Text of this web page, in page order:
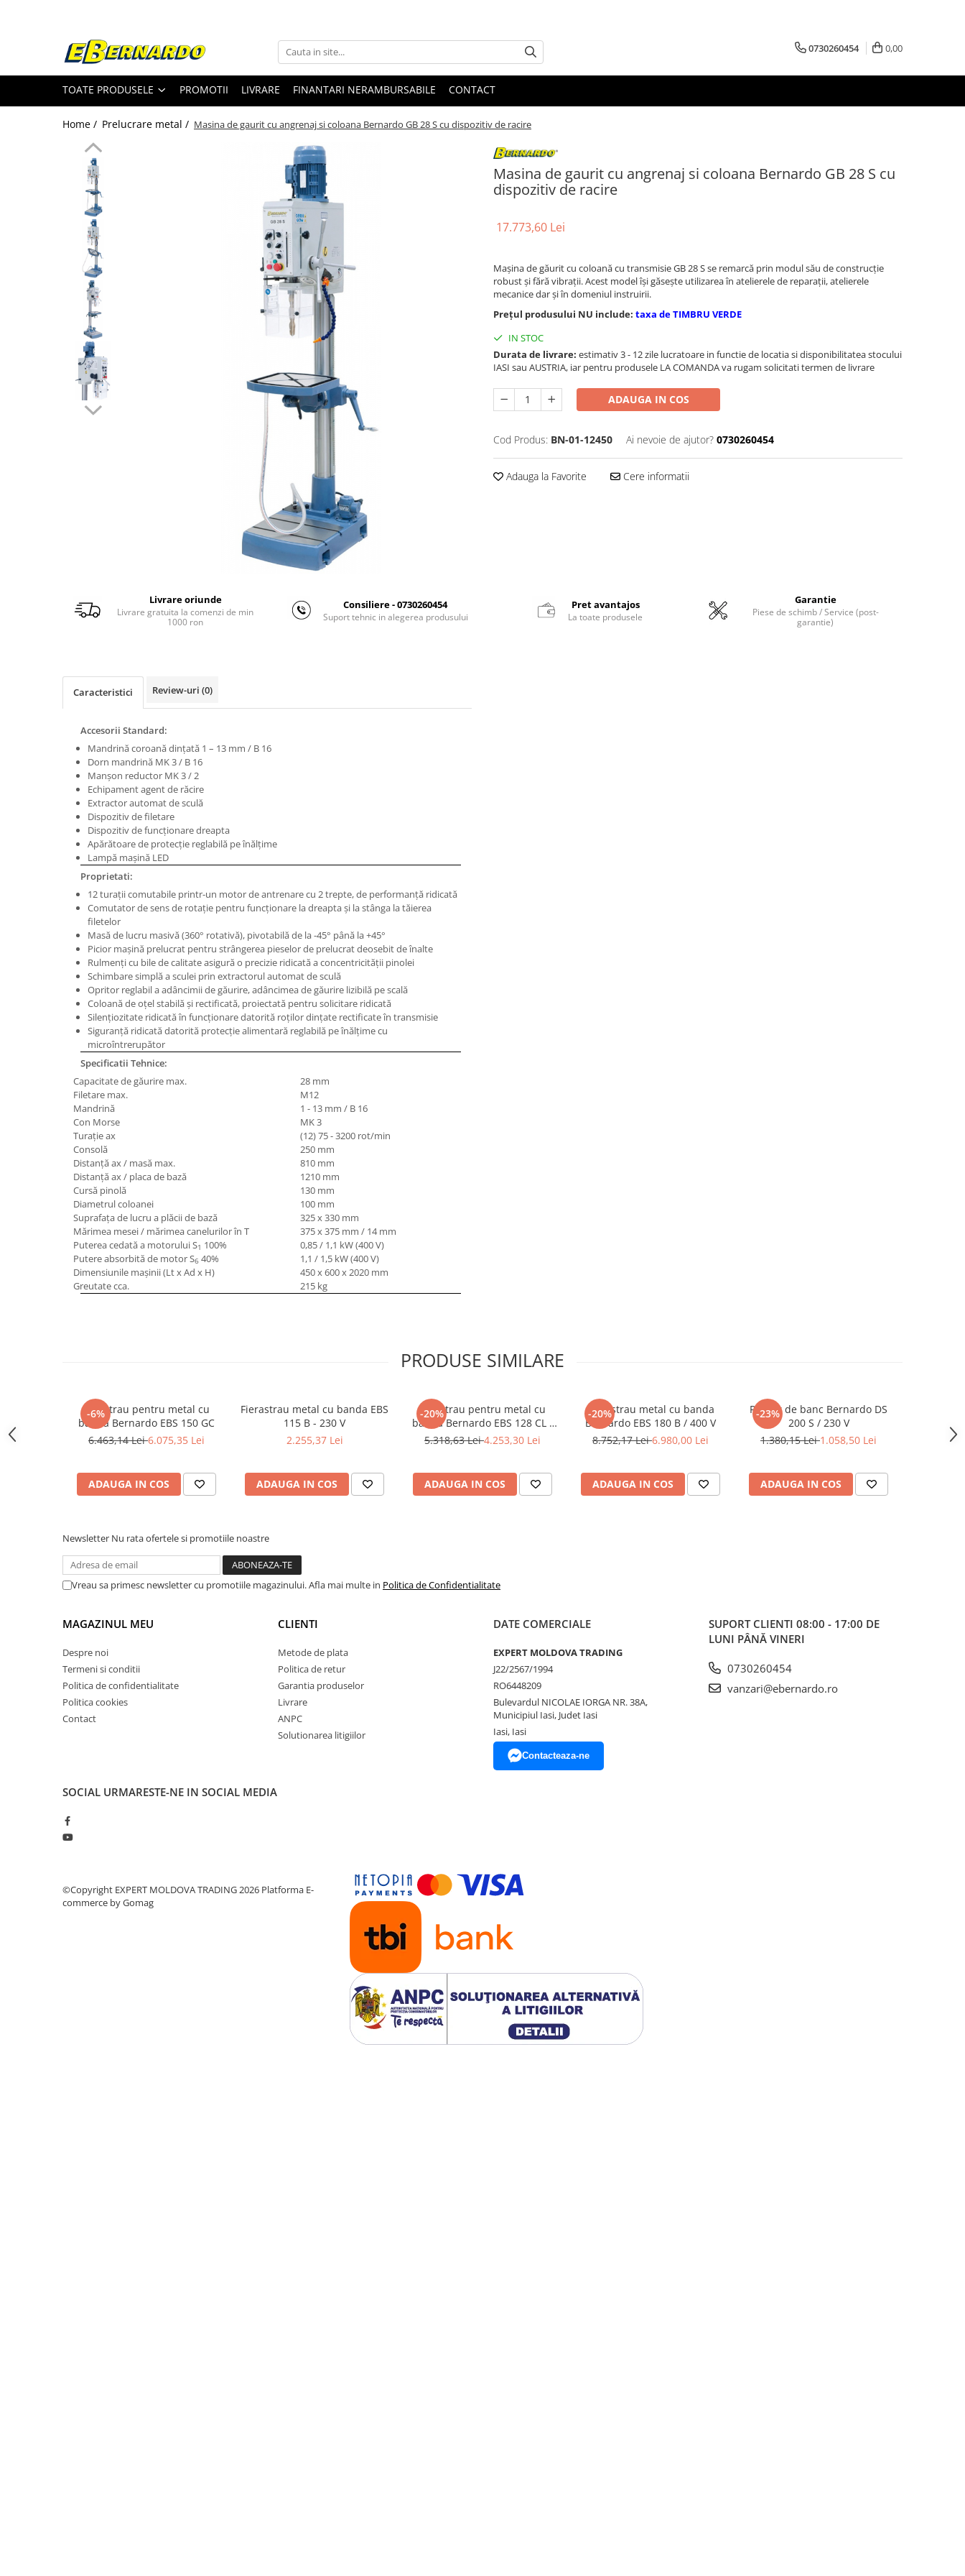
Toate Produsele
Prelucrare metal
Fierastraie pentru metal
Ferastraie mobile pentru metal
Ferastraie orizontale pentru metal
Ferastraie circulare pentru metal
Dispozitive de sudare pentru panze
Ferastraie automate cu banda si
Ferastraie metal cu banda si taiere
dubla semiautomate
Ferastraie prelucrare metal cu
banda si taiere dubla
Ferastraie verticale
Strunguri pentru metal
Strunguri CNC
Strunguri cu cutie de viteze
Strunguri cu surub de ghidare
Masini de gaurit cu angrenaj, masa
Masini de gaurit cu coloana si
curea de distributie
Masini de gaurit cu stand si
Masini de gaurit radiale
Masini de gaurit si frezat
Masini de gaurit cu freza
Masini de frezat universale
Centre de prelucrare verticale CNC
Masini de frezat cu batiu
Masini de frezat multifunctionale
Masini de frezat universale SERVO
Masini de frezat verticale
Masini de slefuit metal
Masini de ascutit burghie
Masini de lustruit
Masini de polizat bavuri cu perii
Masini de rectificat plan
Masini de rectificat plan
Masini de rectificat rotund
Masini de satinat
Masini de slefuit combinate
Masini de slefuit cu banda
Masini de slefuit cu disc
Masini de slefuit cu mediu umed si
Masini de slefuit cutite de gravat
Masini de tesit
Masini pentru slefuit tevi
Masini universale de ascutit
Polizoare de banc
Masini de filetat
Instalatii de spalare a pieselor
Accesorii prelucrare metal
Universale de strung si accesorii
Falci pentru 3 bacuri PS3/ PO3
Falci pentru 4 bacuri PS4/ PO4
Mandrine independente
Mandrină cu 3 fălci din fontă
Mandrină cu 4 fălci din fontă
Seturi de unelte pentru strungarie
Standuri pentru strunguri
Instrumente de prindere
Dispozitive de prindere pentru
Papusa mobila / con de centrare
Bloc ecartament, masurare și
0730260454 0,00
TOATE PRODUSELE PROMOTII LIVRARE FINANTARI NERAMBURSABILE CONTACT
Home / Prelucrare metal / Masina de gaurit cu angrenaj si coloana Bernardo GB 28 S cu dispozitiv de racire
Masina de gaurit cu angrenaj si coloana Bernardo GB 28 S cu
dispozitiv de racire
17.773,60 Lei
Maşina de găurit cu coloană cu transmisie GB 28 S se remarcă prin modul său de construcţie
robust şi fără vibraţii. Acest model îşi găseşte utilizarea în atelierele de reparaţii, atelierele
mecanice dar şi în domeniul instruirii.
Prețul produsului NU include: taxa de TIMBRU VERDE
IN STOC
Durata de livrare: estimativ 3 - 12 zile lucratoare in functie de locatia si disponibilitatea stocului
IASI sau AUSTRIA, iar pentru produsele LA COMANDA va rugam solicitati termen de livrare
ADAUGA IN COS
Cod Produs: BN-01-12450 Ai nevoie de ajutor? 0730260454
Adauga la Favorite Cere informatii
Livrare oriunde
Livrare gratuita la comenzi de min
1000 ron
Consiliere - 0730260454
Suport tehnic in alegerea produsului
Pret avantajos
La toate produsele
Garantie
Piese de schimb / Service (post-
garantie)
Caracteristici Review-uri (0)
Accesorii Standard:
Mandrină coroană dinţată 1 – 13 mm / B 16
Dorn mandrină MK 3 / B 16
Manşon reductor MK 3 / 2
Echipament agent de răcire
Extractor automat de sculă
Dispozitiv de filetare
Dispozitiv de funcţionare dreapta
Apărătoare de protecţie reglabilă pe înălţime
Lampă maşină LED
Proprietati:
12 turaţii comutabile printr-un motor de antrenare cu 2 trepte, de performanţă ridicată
Comutator de sens de rotaţie pentru funcţionare la dreapta şi la stânga la tăierea
filetelor
Masă de lucru masivă (360° rotativă), pivotabilă de la -45° până la +45°
Picior maşină prelucrat pentru strângerea pieselor de prelucrat deosebit de înalte
Rulmenţi cu bile de calitate asigură o precizie ridicată a concentricităţii pinolei
Schimbare simplă a sculei prin extractorul automat de sculă
Opritor reglabil a adâncimii de găurire, adâncimea de găurire lizibilă pe scală
Coloană de oţel stabilă şi rectificată, proiectată pentru solicitare ridicată
Silenţiozitate ridicată în funcţionare datorită roţilor dinţate rectificate în transmisie
Siguranţă ridicată datorită protecţie alimentară reglabilă pe înălţime cu
microîntrerupător
Specificatii Tehnice:
Capacitate de găurire max.
28 mm
Filetare max.
M12
Mandrină
1 - 13 mm / B 16
Con Morse
MK 3
Turaţie ax
(12) 75 - 3200 rot/min
Consolă
250 mm
Distanţă ax / masă max.
810 mm
Distanţă ax / placa de bază
1210 mm
Cursă pinolă
130 mm
Diametrul coloanei
100 mm
Suprafaţa de lucru a plăcii de bază
325 x 330 mm
Mărimea mesei / mărimea canelurilor în T
375 x 375 mm / 14 mm
Puterea cedată a motorului S1 100%
0,85 / 1,1 kW (400 V)
Putere absorbită de motor S6 40%
1,1 / 1,5 kW (400 V)
Dimensiunile maşinii (Lt x Ad x H)
450 x 600 x 2020 mm
Greutate cca.
215 kg
PRODUSE SIMILARE
-6%
Ferastrau pentru metal cu
banda Bernardo EBS 150 GC
6.463,14 Lei6.075,35 Lei
ADAUGA IN COS
Fierastrau metal cu banda EBS
115 B - 230 V
2.255,37 Lei
ADAUGA IN COS
-20%
Ferastrau pentru metal cu
banda Bernardo EBS 128 CL -
230 V
5.318,63 Lei4.253,30 Lei
ADAUGA IN COS
-20%
Fierastrau metal cu banda
Bernardo EBS 180 B / 400 V
8.752,17 Lei6.980,00 Lei
ADAUGA IN COS
-23%
Polizor de banc Bernardo DS
200 S / 230 V
1.380,15 Lei1.058,50 Lei
ADAUGA IN COS
Newsletter Nu rata ofertele si promotiile noastre
Vreau sa primesc newsletter cu promotiile magazinului. Afla mai multe in Politica de Confidentialitate
MAGAZINUL MEU
Despre noi
Termeni si conditii
Politica de confidentialitate
Politica cookies
Contact
CLIENTI
Metode de plata
Politica de retur
Garantia produselor
Livrare
ANPC
Solutionarea litigiilor
DATE COMERCIALE
EXPERT MOLDOVA TRADING
J22/2567/1994
RO6448209
Bulevardul NICOLAE IORGA NR. 38A,
Municipiul Iasi, Judet Iasi
Iasi, Iasi
Contacteaza-ne
SUPORT CLIENTI 08:00 - 17:00 DE
LUNI PÂNĂ VINERI
0730260454
vanzari@ebernardo.ro
SOCIAL URMARESTE-NE IN SOCIAL MEDIA
©Copyright EXPERT MOLDOVA TRADING 2026 Platforma E-
commerce by Gomag